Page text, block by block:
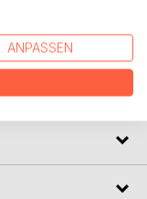
ANPASSEN